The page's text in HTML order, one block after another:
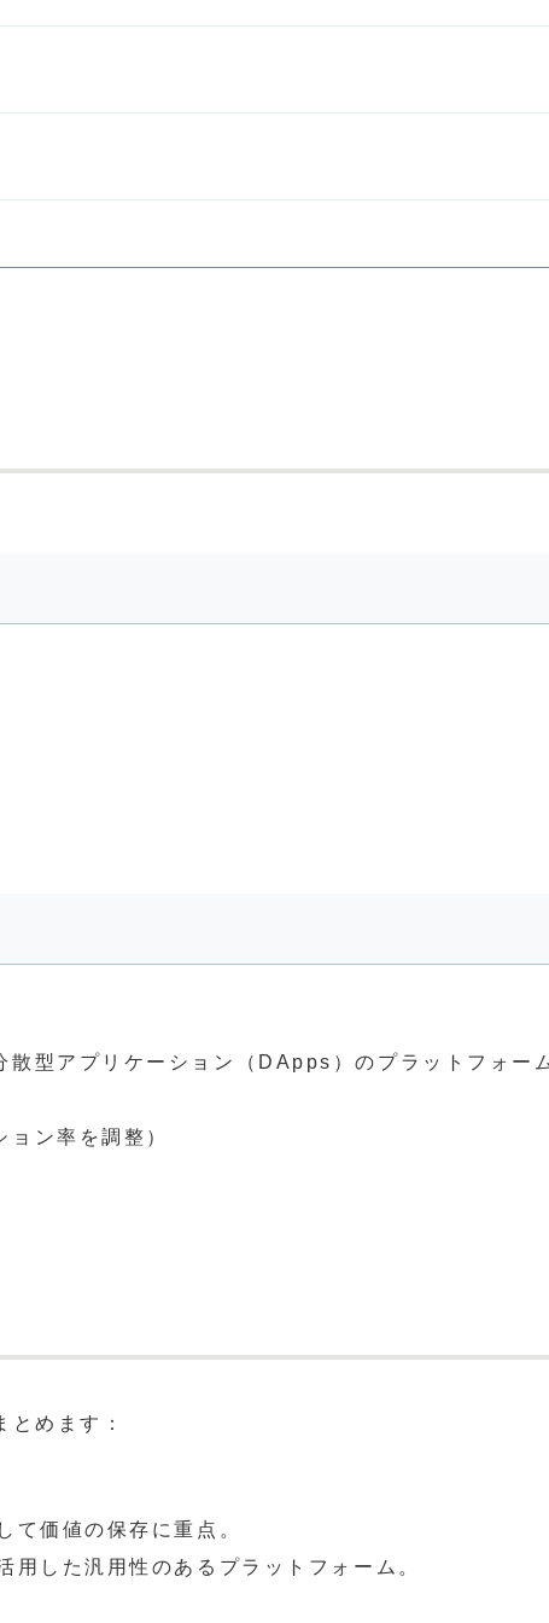
散型アプリケーション（DApps）のプラットフォー
ン率を調整）
めます：
て価値の保存に重点。
した汎用性のあるプラットフォーム。